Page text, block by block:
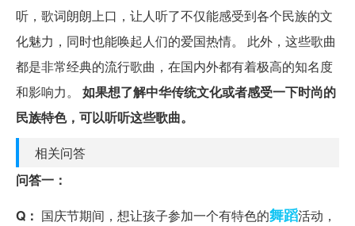
听，歌词朗朗上口，让人听了不仅能感受到各个民族的文
化魅力，同时也能唤起人们的爱国热情。 此外，这些歌曲
都是非常经典的流行歌曲，在国内外都有着极高的知名度
和影响力。 如果想了解中华传统文化或者感受一下时尚的
民族特色，可以听听这些歌曲。
相关问答
问答一：
Q： 国庆节期间，想让孩子参加一个有特色的舞蹈活动，